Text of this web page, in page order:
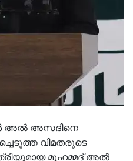
അല്‍ അസദിനെ
വിമതരുടെ
മുഹമ്മദ് അല്‍